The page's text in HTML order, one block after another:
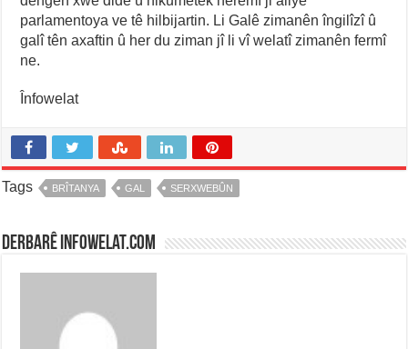
parlamentoya ve tê hilbijartin. Li Galê zimanên îngilîzî û
galî tên axaftin û her du ziman jî li vî welatî zimanên fermî
ne.
Înfowelat
Tags BRÎTANYA GAL SERXWEBÛN
Derbarê infowelat.com